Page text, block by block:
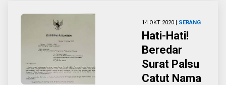
14 OKT 2020 | SERANG
Hati-Hati!
Beredar
Surat Palsu
Catut Nama